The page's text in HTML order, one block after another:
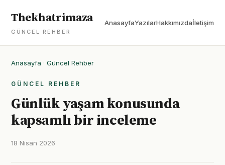
Thekhatrimaza
GÜNCEL REHBER
AnasayfaYazılarHakkımızdaİletişim
Anasayfa · Güncel Rehber
GÜNCEL REHBER
Günlük yaşam konusunda
kapsamlı bir inceleme
18 Nisan 2026